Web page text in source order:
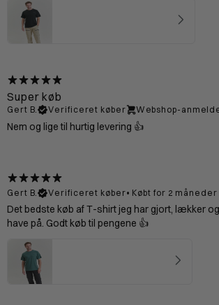
Super køb
Gert B. Verificeret køber Webshop-
Nem og lige til hurtig levering 👍
Gert B.
Verificeret køber• Købt for 2
Det bedste køb af T-shirt jeg har gjort, lækker
have på. Godt køb til pengene 👍